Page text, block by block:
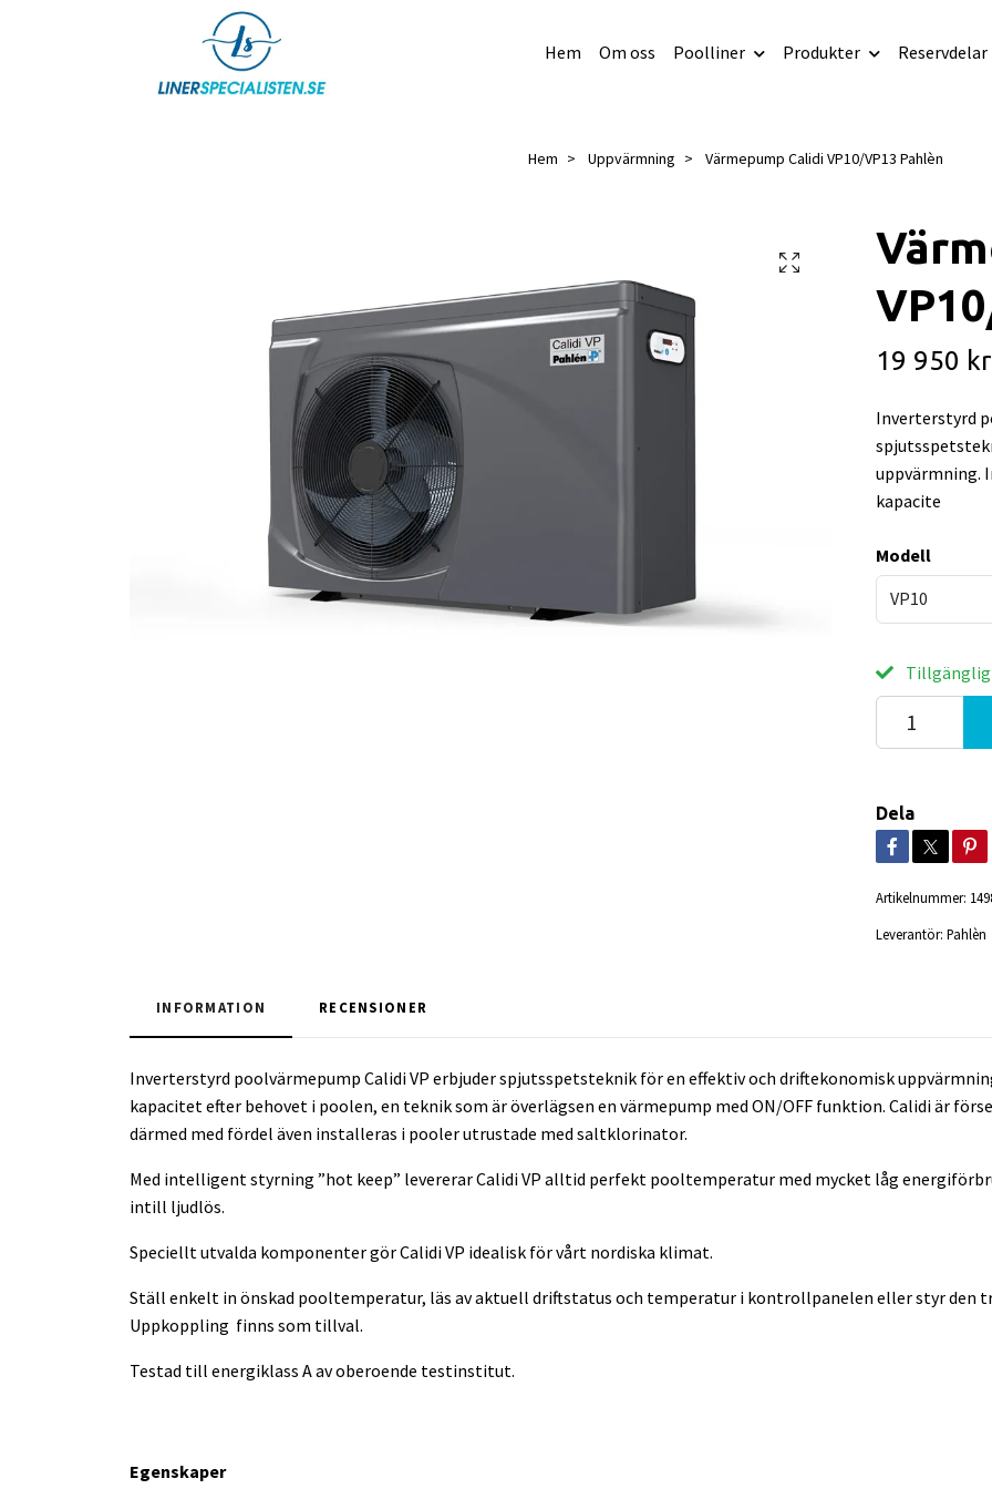
Hem Om oss Poolliner Produkter Reservdelar
Hem Uppvärmning Värmepump Calidi VP10/VP13 Pahlèn
19 950 kr
Inverterstyrd
uppvärmning.
kapacite
Modell
VP10
Tillgänglig
Dela
Artikelnummer:
Leverantör: Pahlèn
INFORMATION RECENSIONER
Inverterstyrd poolvärmepump Calidi VP erbjuder spjutsspetsteknik för en effektiv och driftekonomisk
kapacitet efter behovet i poolen, en teknik som är överlägsen en värmepump med ON/OFF funktion. Calidi är
därmed med fördel även installeras i pooler utrustade med saltklorinator.
Med intelligent styrning ”hot keep” levererar Calidi VP alltid perfekt pooltemperatur med mycket låg
intill ljudlös.
Speciellt utvalda komponenter gör Calidi VP idealisk för vårt nordiska klimat.
Ställ enkelt in önskad pooltemperatur, läs av aktuell driftstatus och temperatur i kontrollpanelen eller styr den
Uppkoppling finns som tillval.
Testad till energiklass A av oberoende testinstitut.
Egenskaper